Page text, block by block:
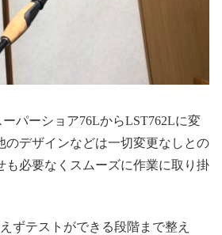
ーパーショア76LからLST762Lに変
のデザインなどは一切変更なしとの
も必要なくスムーズに作業に取り掛
ずテストができる段階まで整え